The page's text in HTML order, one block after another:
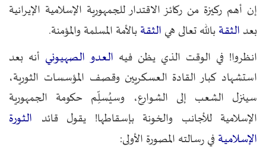
إن أهم ركيزة من ركائز الاقتدار للجمهورية الإسلامية الإيرانية
بعد الثقةبالله تعالى هي الثقةبالأمة المسلمة والمؤمنة.
انظروا! في الوقت الذي يظن فيه العدو الصهيوني أنه بعد
استشهاد كبار القادة العسكريين وقصف المؤسسات الثورية،
سينزل الشعب إلى الشوارع، وسيُسلِّم حكومة الجمهورية
الإسلامية للأجانب والخونة بإسقاطها! يقول قائد الثورة
الإسلامية في رسالته المصورة الأولى: